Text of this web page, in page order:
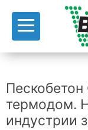
Пескобетон
термодом.
индустрии